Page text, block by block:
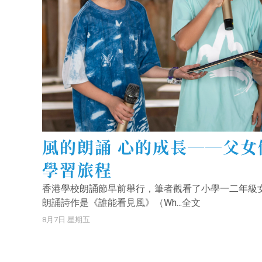
風的朗誦 心的成長──父女
學習旅程
香港學校朗誦節早前舉行，筆者觀看了小學一二年級
朗誦詩作是《誰能看見風》（Wh...全文
8月7日 星期五